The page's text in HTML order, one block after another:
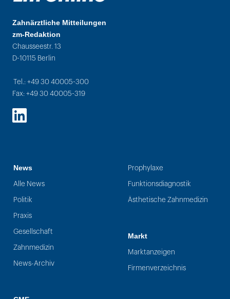
Zahnärztliche Mitteilungen
zm-Redaktion
Chausseestr. 13
D-10115 Berlin
Tel.: +49 30 40005-300
Fax: +49 30 40005-319
LinkedIn
News
Alle News
Politik
Praxis
Gesellschaft
Zahnmedizin
News-Archiv
Prophylaxe
Funktionsdiagnostik
Ästhetische Zahnmedizin
Markt
Marktanzeigen
Firmenverzeichnis